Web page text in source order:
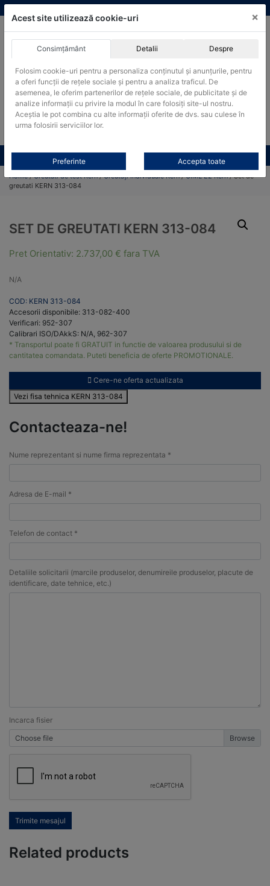
Skip
to
Produsele pot fi achizitionate si in sistemul SEAP / SICAP
Products
search
CAUTARE
Toate produsele CONTACT
Home/Greutati de test Kern/Greutăți individuale Kern/OIML E2 Kern/ Set de
greutati KERN 313-084
SET DE GREUTATI KERN 313-084
Pret Orientativ: 2.737,00 € fara TVA
N/A
COD: KERN 313-084
Accesorii disponibile: 313-082-400
Verificari: 952-307
Calibrari ISO/DAkkS: N/A, 962-307
* Transportul poate fi GRATUIT in functie de valoarea produsului si de
cantitatea comandata. Puteti beneficia de oferte PROMOTIONALE.
Cere-ne oferta actualizata
Vezi fisa tehnica KERN 313-084
Contacteaza-ne!
Nume reprezentant si nume firma reprezentata *
Adresa de E-mail *
Telefon de contact *
Detaliile solicitarii (marcile produselor, denumireile produselor, placute de
identificare, date tehnice, etc.)
Incarca fisier
Choose file
Trimite mesajul
Related products
Acest site utilizează cookie-uri ×
Consimțământ Detalii Despre
Folosim cookie-uri pentru a personaliza conținutul și anunțurile, pentru
a oferi funcții de rețele sociale și pentru a analiza traficul. De
asemenea, le oferim partenerilor de rețele sociale, de publicitate și de
analize informații cu privire la modul în care folosiți site-ul nostru.
Aceștia le pot combina cu alte informații oferite de dvs. sau culese în
urma folosirii serviciilor lor.
Preferinte Accepta toate